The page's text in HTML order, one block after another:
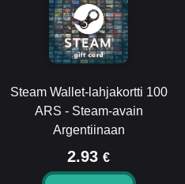
Steam Wallet-lahjakortti 100
ARS - Steam-avain
Argentiinaan
2.93 €